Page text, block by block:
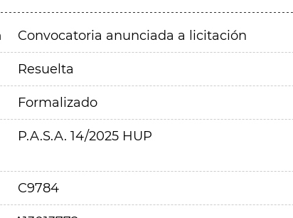
Convocatoria anunciada a licitación
Resuelta
Formalizado
P.A.S.A. 14/2025 HUP
C9784